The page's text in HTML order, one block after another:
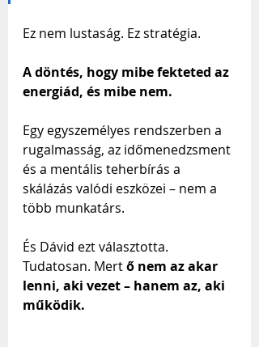
Ez nem lustaság. Ez stratégia.
A döntés, hogy mibe fekteted az
energiád, és mibe nem.
Egy egyszemélyes rendszerben a
rugalmasság, az időmenedzsment
és a mentális teherbírás a
skálázás valódi eszközei – nem a
több munkatárs.
És Dávid ezt választotta.
Tudatosan. Mert ő nem az akar
lenni, aki vezet – hanem az, aki
működik.